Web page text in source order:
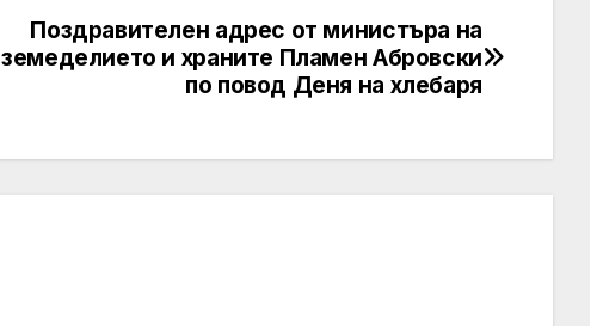
Поздравителен адрес от министъра на
земеделието и храните Пламен Абровски
по повод Деня на хлебаря